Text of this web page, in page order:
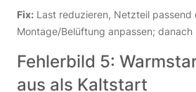
Fix: Last reduzieren, Netzteil passend
Montage/Belüftung anpassen; danach
Fehlerbild 5:
aus als Kaltstart